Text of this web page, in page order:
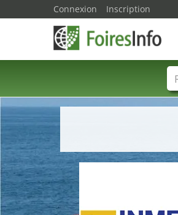
Connexion Inscription